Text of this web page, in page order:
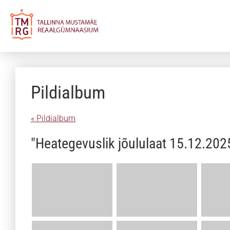
Pildialbum
« Pildialbum
"Heategevuslik jõululaat